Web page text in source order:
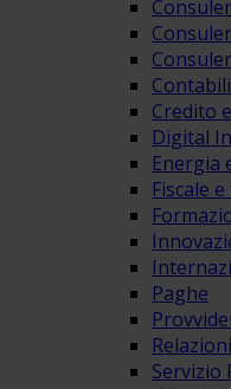
Credito
Digital
Energia
Fiscale
Paghe
Servizio